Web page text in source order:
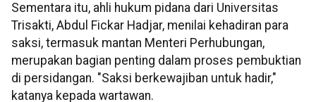
Sementara itu, ahli hukum pidana dari Universitas
Trisakti, Abdul Fickar Hadjar, menilai kehadiran para
saksi, termasuk mantan Menteri Perhubungan,
merupakan bagian penting dalam proses pembuktian
di persidangan. "Saksi berkewajiban untuk hadir,"
katanya kepada wartawan.